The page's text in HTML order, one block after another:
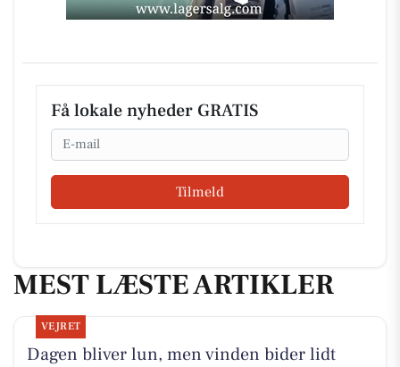
Få lokale nyheder GRATIS
Email
Tilmeld
MEST LÆSTE ARTIKLER
VEJRET
Dagen bliver lun, men vinden bider lidt